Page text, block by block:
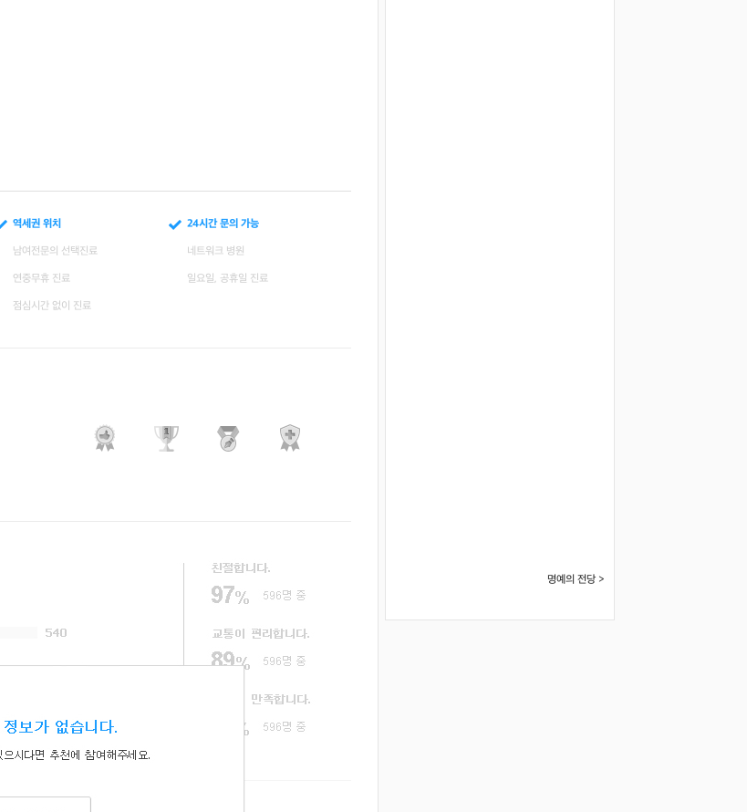
역세권 위치
24시간 문의 가능
남여전문의 선택진료
네트워크 병원
연중무휴 진료
일요일, 공휴일 진료
점심시간 없이 진료
명예의 전당 >